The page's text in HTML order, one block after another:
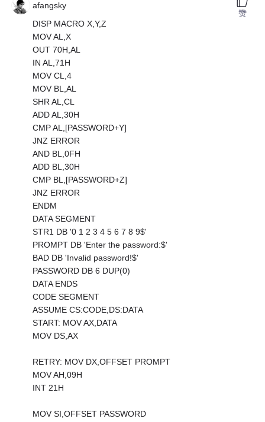
afangsky
DISP MACRO X,Y,Z
MOV AL,X
OUT 70H,AL
IN AL,71H
MOV CL,4
MOV BL,AL
SHR AL,CL
ADD AL,30H
CMP AL,[PASSWORD+Y]
JNZ ERROR
AND BL,0FH
ADD BL,30H
CMP BL,[PASSWORD+Z]
JNZ ERROR
ENDM
DATA SEGMENT
STR1 DB '0 1 2 3 4 5 6 7 8 9$'
PROMPT DB 'Enter the password:$'
BAD DB 'Invalid password!$'
PASSWORD DB 6 DUP(0)
DATA ENDS
CODE SEGMENT
ASSUME CS:CODE,DS:DATA
START: MOV AX,DATA
MOV DS,AX
RETRY: MOV DX,OFFSET PROMPT
MOV AH,09H
INT 21H
MOV SI,OFFSET PASSWORD
赞